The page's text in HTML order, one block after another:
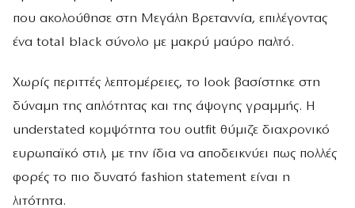
που ακολούθησε στη Μεγάλη Βρεταννία, επιλέγοντας
ένα total black σύνολο με μακρύ μαύρο παλτό.
Χωρίς περιττές λεπτομέρειες, το look βασίστηκε στη
δύναμη της απλότητας και της άψογης γραμμής. Η
understated κομψότητα του outfit θύμιζε διαχρονικό
ευρωπαϊκό στιλ, με την ίδια να αποδεικνύει πως πολλές
φορές το πιο δυνατό fashion statement είναι η
λιτότητα.